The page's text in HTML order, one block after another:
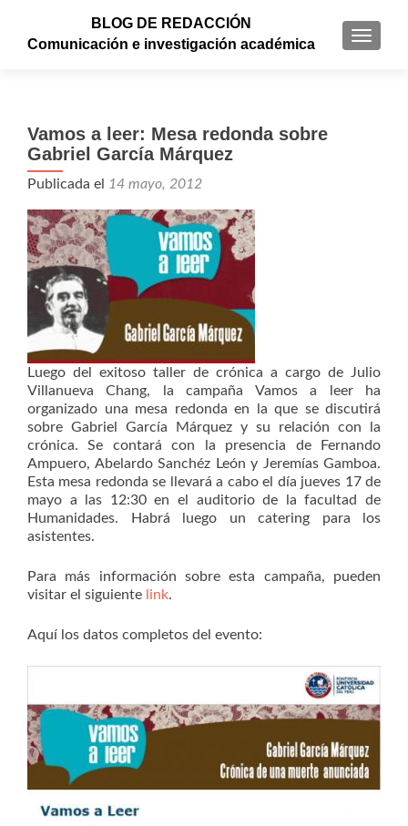
BLOG DE REDACCIÓN
Comunicación e investigación académica
Vamos a leer: Mesa redonda sobre
Gabriel García Márquez
Publicada el 14 mayo, 2012
Luego del exitoso taller de crónica a cargo de Julio
Villanueva Chang, la campaña Vamos a leer ha
organizado una mesa redonda en la que se discutirá
sobre Gabriel García Márquez y su relación con la
crónica. Se contará con la presencia de Fernando
Ampuero, Abelardo Sanchéz León y Jeremías Gamboa.
Esta mesa redonda se llevará a cabo el día jueves 17 de
mayo a las 12:30 en el auditorio de la facultad de
Humanidades. Habrá luego un catering para los
asistentes.
Para más información sobre esta campaña, pueden
visitar el siguiente link.
Aquí los datos completos del evento: